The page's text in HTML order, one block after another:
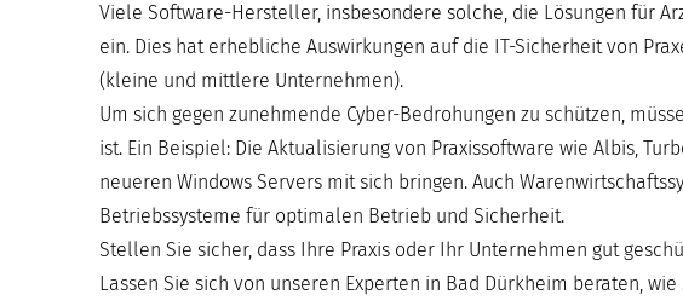
Viele Software-Hersteller, insbesondere solche, die Lösungen für
ein. Dies hat erhebliche Auswirkungen auf die IT-Sicherheit von
(kleine und mittlere Unternehmen).
Um sich gegen zunehmende Cyber-Bedrohungen zu schützen,
ist. Ein Beispiel: Die Aktualisierung von Praxissoftware wie Albis,
neueren Windows Servers mit sich bringen. Auch
Betriebssysteme für optimalen Betrieb und Sicherheit.
Stellen Sie sicher, dass Ihre Praxis oder Ihr Unternehmen gut
Lassen Sie sich von unseren Experten in Bad Dürkheim beraten,